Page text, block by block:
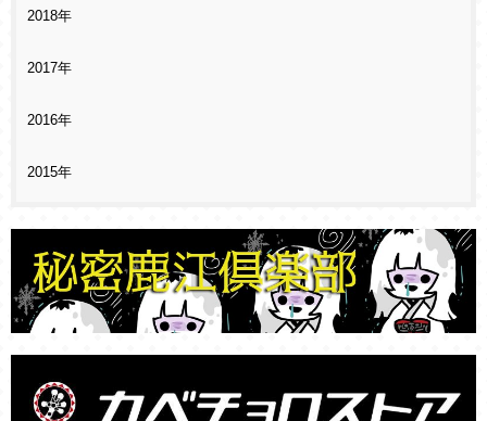
2018年
2017年
2016年
2015年